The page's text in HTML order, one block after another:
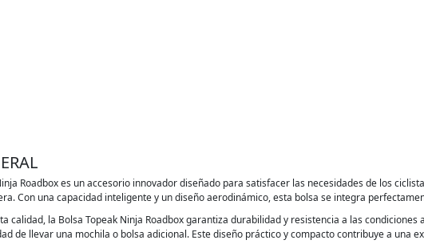
Roadbox es un accesorio innovador diseñado para satisfacer las necesidades de los
Con una capacidad inteligente y un diseño aerodinámico, esta bolsa se integra
calidad, la Bolsa Topeak Ninja Roadbox garantiza durabilidad y resistencia a las
de llevar una mochila o bolsa adicional. Este diseño práctico y compacto contribuye a una